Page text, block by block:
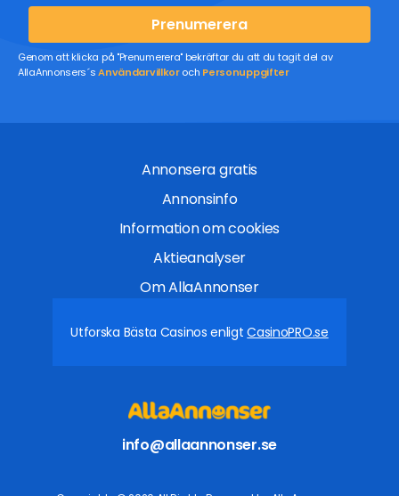
Prenumerera
Genom att klicka på "Prenumerera" bekräftar du att du tagit del av
AllaAnnonsers´sAnvändarvillkoroch Personuppgifter
Annonsera gratis
Annonsinfo
Information om cookies
Aktieanalyser
Om AllaAnnonser
Utforska Bästa Casinos enligtCasinoPRO.se
info@allaannonser.se